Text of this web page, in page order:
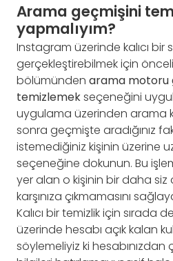
Arama geçmişini
yapmalıyım?
Instagram üzerinde kalıcı bir
gerçekleştirebilmek için
bölümünden arama motoru
temizlemekseçeneğini
uygulama üzerinden arama
sonra geçmişte aradığınız
istemediğiniz kişinin üzerine
seçeneğine dokunun. Bu
yer alan o kişinin bir daha
karşınıza çıkmamasını
Kalıcı bir temizlik için sırada
üzerinde hesabı açık kalan
söylemeliyiz ki hesabınızdan